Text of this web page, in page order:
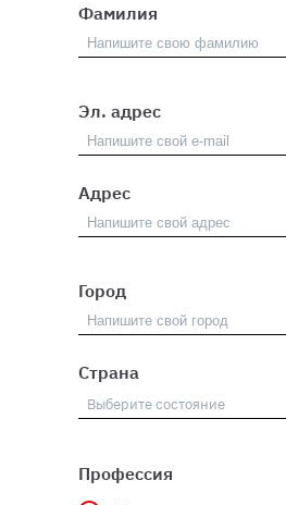
Фамилия
Эл. адрес
Адрес
Город
Страна
Профессия